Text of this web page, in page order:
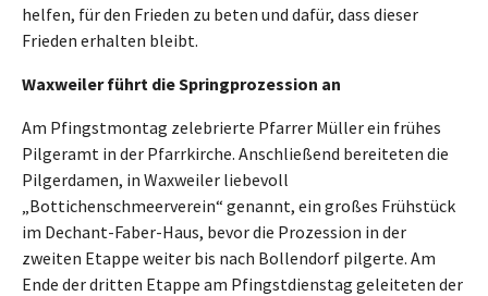
helfen, für den Frieden zu beten und dafür, dass dieser
Frieden erhalten bleibt.
Waxweiler führt die Springprozession an
Am Pfingstmontag zelebrierte Pfarrer Müller ein frühes
Pilgeramt in der Pfarrkirche. Anschließend bereiteten die
Pilgerdamen, in Waxweiler liebevoll
„Bottichenschmeerverein“ genannt, ein großes Frühstück
im Dechant-Faber-Haus, bevor die Prozession in der
zweiten Etappe weiter bis nach Bollendorf pilgerte. Am
Ende der dritten Etappe am Pfingstdienstag geleiteten der